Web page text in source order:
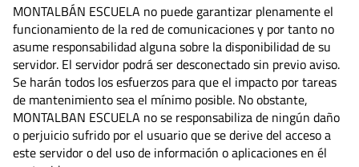
MONTALBÁN ESCUELA no puede garantizar plenamente el
funcionamiento de la red de comunicaciones y por tanto no
asume responsabilidad alguna sobre la disponibilidad de su
servidor. El servidor podrá ser desconectado sin previo aviso.
Se harán todos los esfuerzos para que el impacto por tareas
de mantenimiento sea el mínimo posible. No obstante,
MONTALBAN ESCUELA no se responsabiliza de ningún daño
o perjuicio sufrido por el usuario que se derive del acceso a
este servidor o del uso de información o aplicaciones en él